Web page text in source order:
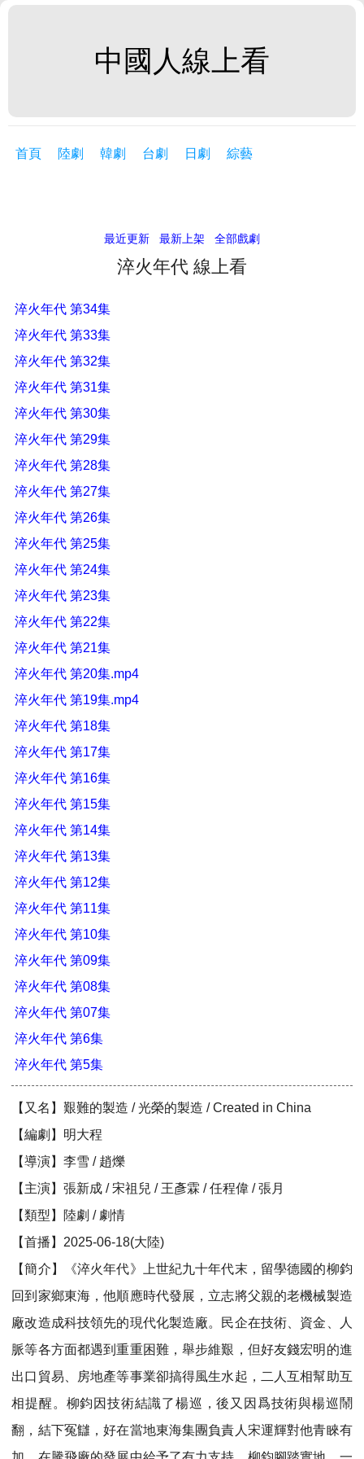
中國人線上看
首頁 陸劇 韓劇 台劇 日劇 綜藝
最近更新 最新上架 全部戲劇
淬火年代 線上看
淬火年代 第34集
淬火年代 第33集
淬火年代 第32集
淬火年代 第31集
淬火年代 第30集
淬火年代 第29集
淬火年代 第28集
淬火年代 第27集
淬火年代 第26集
淬火年代 第25集
淬火年代 第24集
淬火年代 第23集
淬火年代 第22集
淬火年代 第21集
淬火年代 第20集.mp4
淬火年代 第19集.mp4
淬火年代 第18集
淬火年代 第17集
淬火年代 第16集
淬火年代 第15集
淬火年代 第14集
淬火年代 第13集
淬火年代 第12集
淬火年代 第11集
淬火年代 第10集
淬火年代 第09集
淬火年代 第08集
淬火年代 第07集
淬火年代 第6集
淬火年代 第5集
【又名】艱難的製造 / 光榮的製造 / Created in China
【編劇】明大程
【導演】李雪 / 趙爍
【主演】張新成 / 宋祖兒 / 王彥霖 / 任程偉 / 張月
【類型】陸劇 / 劇情
【首播】2025-06-18(大陸)
【簡介】《淬火年代》上世紀九十年代末，留學德國的柳鈞
回到家鄉東海，他順應時代發展，立志將父親的老機械製造
廠改造成科技領先的現代化製造廠。民企在技術、資金、人
脈等各方面都遇到重重困難，舉步維艱，但好友錢宏明的進
出口貿易、房地產等事業卻搞得風生水起，二人互相幫助互
相提醒。柳鈞因技術結識了楊巡，後又因爲技術與楊巡鬧
翻，結下冤讎，好在當地東海集團負責人宋運輝對他青睞有